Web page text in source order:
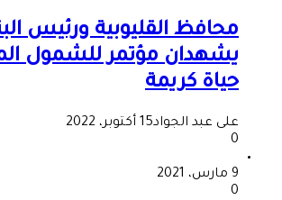
محافظ القليوبية ورئيس
يشهدان مؤتمر للشمول
حياة كريمة
على عبد الجواد15 أكتوبر، 2022
0
9 مارس، 2021
0